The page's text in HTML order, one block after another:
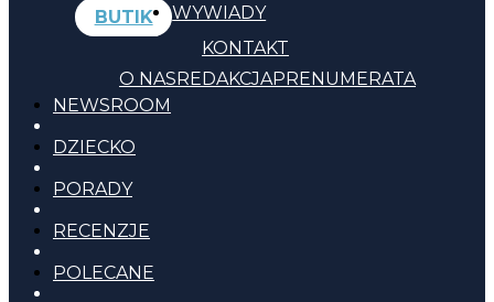
BUTIK
KONTAKT
O NASREDAKCJAPRENUMERATA
WYWIADY
NEWSROOM
DZIECKO
PORADY
RECENZJE
POLECANE